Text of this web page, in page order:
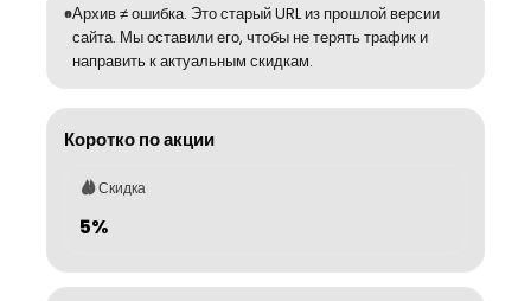
Архив ≠ ошибка. Это старый URL из прошлой версии
сайта. Мы оставили его, чтобы не терять трафик и
направить к актуальным скидкам.
Коротко по акции
Скидка
5%